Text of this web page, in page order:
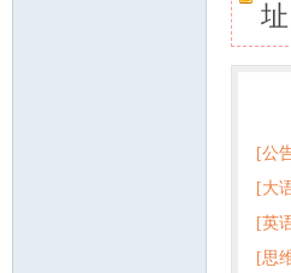
[公
[大
+英
[英
+音
[思